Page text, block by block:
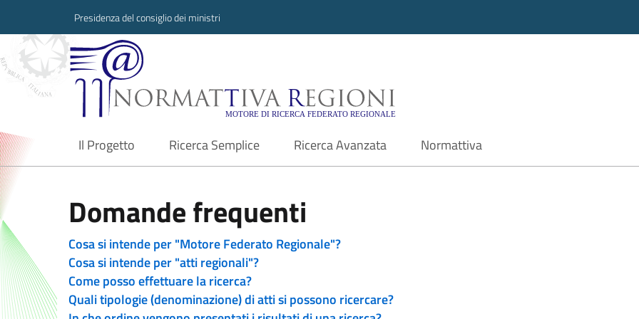
Presidenza del consiglio dei ministri
Normattiva Regioni - Motore di ricerca
Il Progetto
current Ricerca Semplice Ricerca Avanzata Normattiva
Domande frequenti
Cosa si intende per "Motore Federato Regionale"?
Cosa si intende per "atti regionali"?
Come posso effettuare la ricerca?
Quali tipologie (denominazione) di atti si possono ricercare?